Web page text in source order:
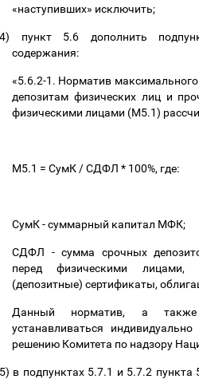
«наступивших» исключить;
пункт 5.6 дополнить
содержания:
«5.6.2-1. Норматив
депозитам физических лиц и
физическими лицами (М5.1)
М5.1 = СумК / СДФЛ * 100%, где:
СумК - суммарный капитал МФК;
СДФЛ - сумма срочных
перед физическими лицами,
(депозитные) сертификаты,
Данный норматив, а
устанавливаться
решению Комитета по надзору
в подпунктах 5.7.1 и 5.7.2 пункта